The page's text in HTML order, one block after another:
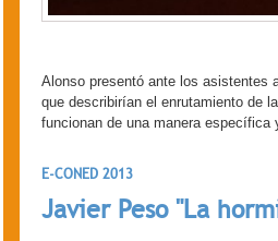
Alonso presentó ante los asistentes
que describirían el enrutamiento de
funcionan de una manera específica
E-CONED 2013
Javier Peso "La